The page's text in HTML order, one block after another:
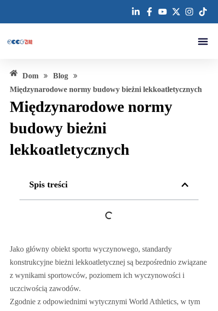
Dom » Blog »
Międzynarodowe normy budowy bieżni lekkoatletycznych
Międzynarodowe normy
budowy bieżni
lekkoatletycznych
Spis treści
Jako główny obiekt sportu wyczynowego, standardy
konstrukcyjne bieżni lekkoatletycznej są bezpośrednio związane
z wynikami sportowców, poziomem ich wyczynowości i
uczciwością zawodów.
Zgodnie z odpowiednimi wytycznymi World Athletics, w tym